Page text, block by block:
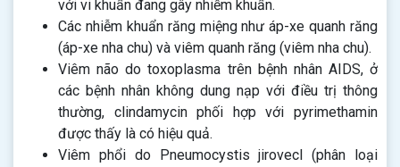
với vi khuẩn đang gây nhiễm khuẩn.
Các nhiễm khuẩn răng miệng như áp-xe quanh răng
(áp-xe nha chu) và viêm quanh răng (viêm nha chu).
Viêm não do toxoplasma trên bệnh nhân AIDS, ở
các bệnh nhân không dung nạp với điều trị thông
thường, clindamycin phối hợp với pyrimethamin
được thấy là có hiệu quả.
Viêm phổi do Pneumocystis jirovecl (phân loại